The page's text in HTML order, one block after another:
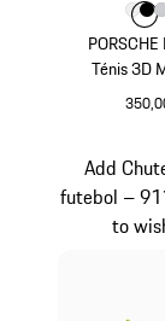
Ténis 3D
Cor
Add
futebol –
to